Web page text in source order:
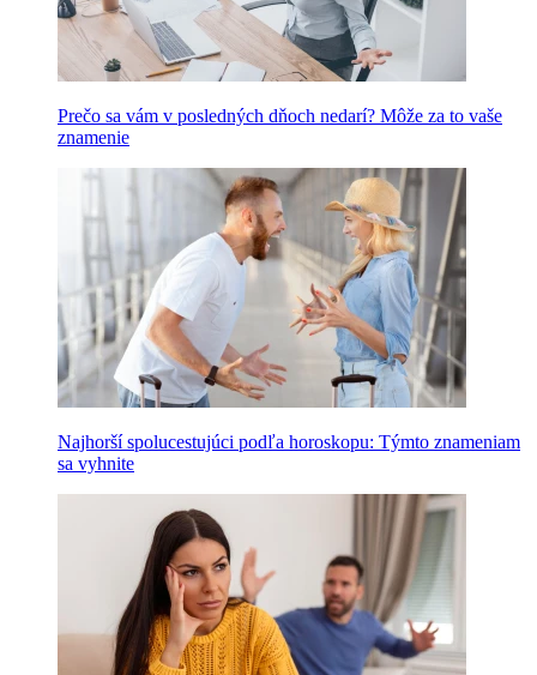
Prečo sa vám v posledných dňoch nedarí? Môže za to vaše
znamenie
Najhorší spolucestujúci podľa horoskopu: Týmto znameniam
sa vyhnite